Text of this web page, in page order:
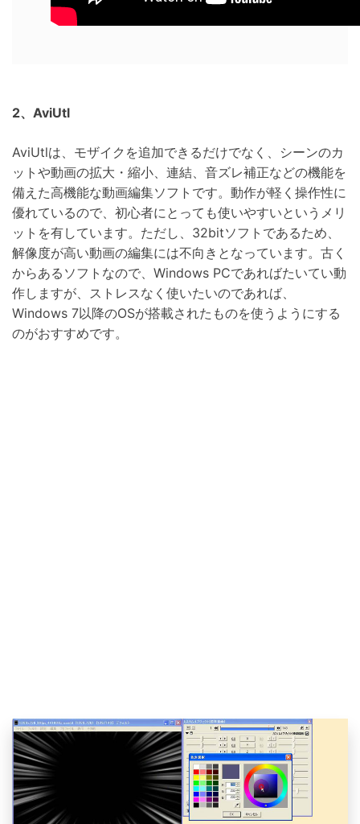
2、AviUtl
AviUtlは、モザイクを追加できるだけでなく、シーンのカ
ットや動画の拡大・縮小、連結、音ズレ補正などの機能を
備えた高機能な動画編集ソフトです。動作が軽く操作性に
優れているので、初心者にとっても使いやすいというメリ
ットを有しています。ただし、32bitソフトであるため、
解像度が高い動画の編集には不向きとなっています。古く
からあるソフトなので、Windows PCであればたいてい動
作しますが、ストレスなく使いたいのであれば、
Windows 7以降のOSが搭載されたものを使うようにする
のがおすすめです。